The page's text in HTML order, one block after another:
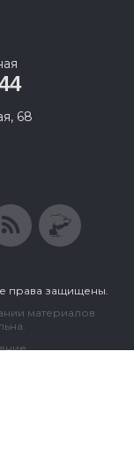
68
права защищены.
материалов